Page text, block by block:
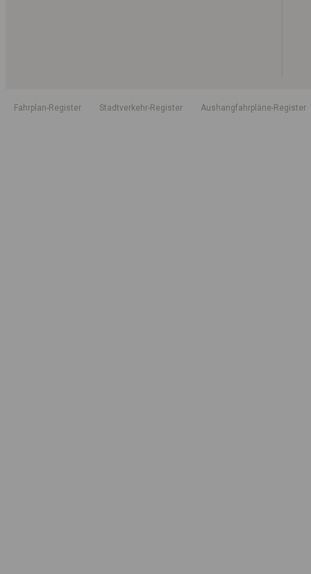
Fahrplan-Register Stadtverkehr-Register Aushangfahrpläne-Register